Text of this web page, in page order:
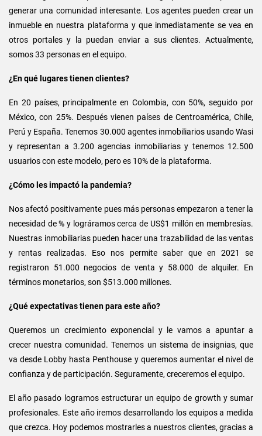
generar una comunidad interesante. Los agentes pueden crear un
inmueble en nuestra plataforma y que inmediatamente se vea en
otros portales y la puedan enviar a sus clientes. Actualmente,
somos 33 personas en el equipo.
¿En qué lugares tienen clientes?
En 20 países, principalmente en Colombia, con 50%, seguido por
México, con 25%. Después vienen países de Centroamérica, Chile,
Perú y España. Tenemos 30.000 agentes inmobiliarios usando Wasi
y representan a 3.200 agencias inmobiliarias y tenemos 12.500
usuarios con este modelo, pero es 10% de la plataforma.
¿Cómo les impactó la pandemia?
Nos afectó positivamente pues más personas empezaron a tener la
necesidad de % y lográramos cerca de US$1 millón en membresías.
Nuestras inmobiliarias pueden hacer una trazabilidad de las ventas
y rentas realizadas. Eso nos permite saber que en 2021 se
registraron 51.000 negocios de venta y 58.000 de alquiler. En
términos monetarios, son $513.000 millones.
¿Qué expectativas tienen para este año?
Queremos un crecimiento exponencial y le vamos a apuntar a
crecer nuestra comunidad. Tenemos un sistema de insignias, que
va desde Lobby hasta Penthouse y queremos aumentar el nivel de
confianza y de participación. Seguramente, creceremos el equipo.
El año pasado logramos estructurar un equipo de growth y sumar
profesionales. Este año iremos desarrollando los equipos a medida
que crezca. Hoy podemos mostrarles a nuestros clientes, gracias a